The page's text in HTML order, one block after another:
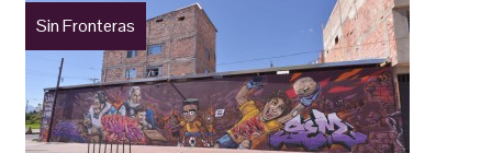
Sin Fronteras